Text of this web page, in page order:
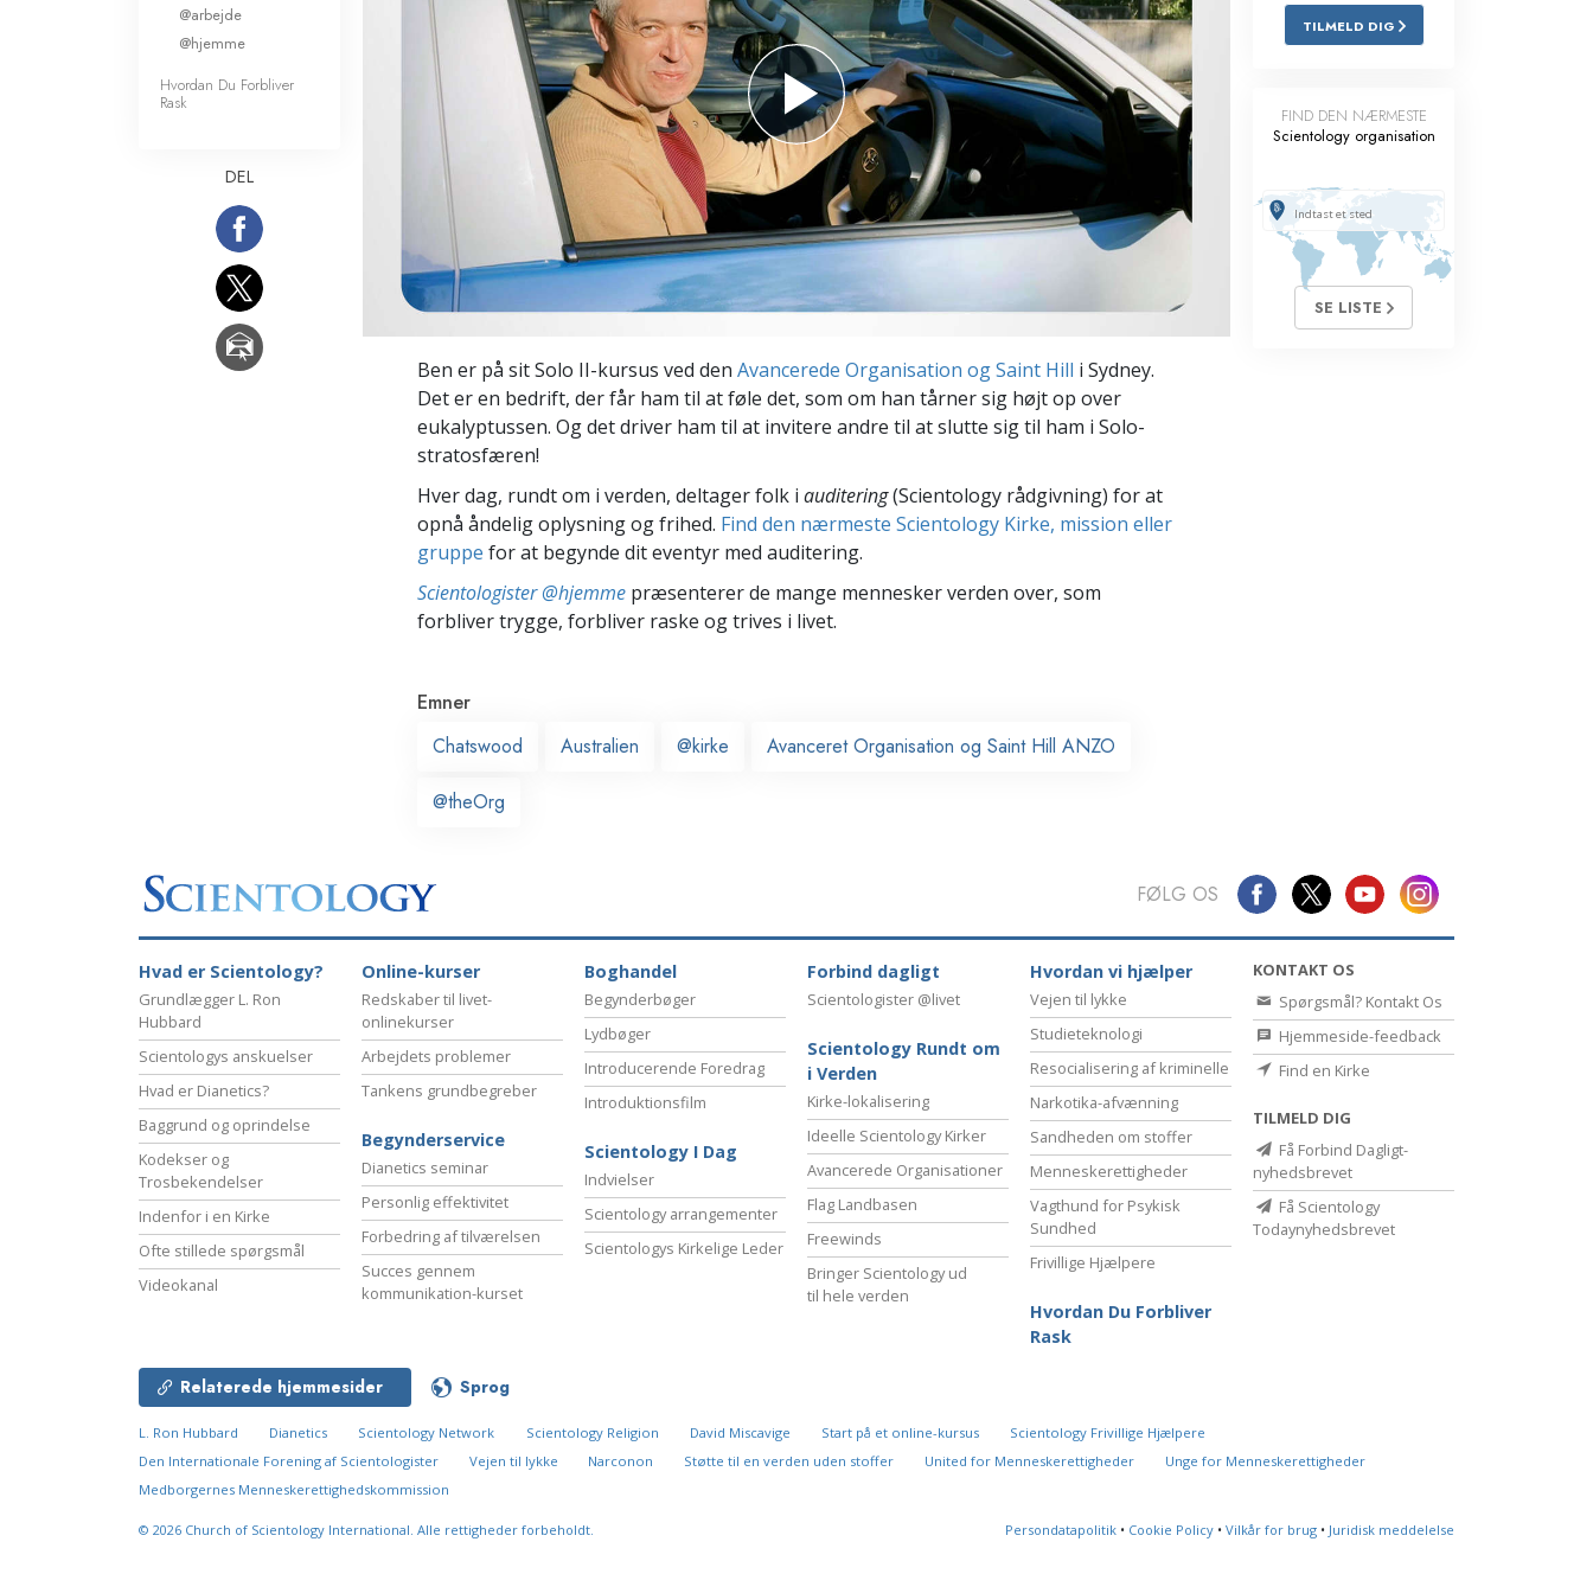
Kærlighed og had –
Hvad er storhed?
Scientology Kirkens Frivillige
Hjælpere
Løsninger til stoffer
Børn
Redskaber til arbejdspladsen
Etik og tilstandene
Årsagen til undertrykkelse
Organiseringens grundlag
Ben er på sit Solo II-kursus ved den Avancerede Organisation og Saint Hill i Sydney.
Det er en bedrift, der får ham til at føle det, som om han tårner sig højt op over
eukalyptussen. Og det driver ham til at invitere andre til at slutte sig til ham i Solo-
stratosfæren!
Hver dag, rundt om i verden, deltager folk i auditering(Scientology rådgivning) for at
opnå åndelig oplysning og frihed. Find den nærmeste Scientology Kirke, mission eller
gruppe for at begynde dit eventyr med auditering.
Scientologister @hjemme præsenterer de mange mennesker verden over, som
forbliver trygge, forbliver raske og trives i livet.
Emner
Chatswood
Australien @kirke Avanceret Organisation og Saint Hill ANZO
@theOrg
@arbejde
@hjemme
Hvordan Du Forbliver
Rask
DEL
TILMELD DIG
FIND DEN NÆRMESTE
Scientology organisation
SE LISTE
FØLG OS
Hvad er Scientology?
Grundlægger L. Ron
Hubbard
Scientologys anskuelser
Hvad er Dianetics?
Baggrund og oprindelse
Kodekser og
Trosbekendelser
Indenfor i en Kirke
Ofte stillede spørgsmål
Videokanal
Online-kurser
Redskaber til livet-
onlinekurser
Arbejdets problemer
Tankens grundbegreber
Begynderservice
Dianetics seminar
Personlig effektivitet
Forbedring af tilværelsen
Succes gennem
kommunikation-kurset
Boghandel
Begynderbøger
Lydbøger
Introducerende Foredrag
Introduktionsfilm
Scientology I Dag
Indvielser
Scientology arrangementer
Scientologys Kirkelige Leder
Forbind dagligt
Scientologister @livet
Scientology Rundt om
i Verden
Kirke-lokalisering
Ideelle Scientology Kirker
Avancerede Organisationer
Flag Landbasen
Freewinds
Bringer Scientology ud
til hele verden
Hvordan vi hjælper
Vejen til lykke
Studieteknologi
Resocialisering af kriminelle
Narkotika-afvænning
Sandheden om stoffer
Menneske­rettigheder
Vagthund for Psykisk
Sundhed
Frivillige Hjælpere
Hvordan Du Forbliver
Rask
KONTAKT OS
Spørgsmål? Kontakt Os
Hjemmeside-feedback
Find en Kirke
TILMELD DIG
Få Forbind Dagligt-
nyhedsbrevet
Få Scientology
Todaynyhedsbrevet
Relaterede hjemmesider Sprog
L. Ron Hubbard Dianetics Scientology Network Scientology Religion David Miscavige Start på et online-kursus
Scientology Frivillige Hjælpere
Den Internationale Forening af Scientologister
Vejen til lykke Narconon Støtte til en verden uden stoffer United for Menneskerettigheder
Unge for Menneskerettigheder
Medborgernes Menneskerettigheds­kommission
© 2026 Church of Scientology International. Alle rettigheder forbeholdt. Persondatapolitik • Cookie Policy • Vilkår for brug • Juridisk meddelelse